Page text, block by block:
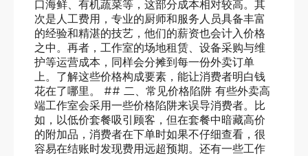
口海鲜、有机蔬菜等，这部分成本相对较高。其
次是人工费用，专业的厨师和服务人员具备丰富
的经验和精湛的技艺，他们的薪资也会计入价格
之中。再者，工作室的场地租赁、设备采购与维
护等运营成本，同样会分摊到每一份外卖订单
上。了解这些价格构成要素，能让消费者明白钱
花在了哪里。 ## 二、常见价格陷阱 有些外卖高
端工作室会采用一些价格陷阱来误导消费者。比
如，以低价套餐吸引顾客，但在套餐中暗藏高价
的附加品，消费者在下单时如果不仔细查看，很
容易在结账时发现费用远超预期。还有一些工作